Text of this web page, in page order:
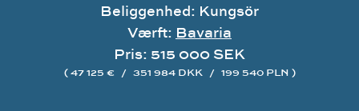
Beliggenhed: Kungsör
Værft: Bavaria
Pris: 515 000 SEK
( 47 125 € / 351 984 DKK / 199 540 PLN )